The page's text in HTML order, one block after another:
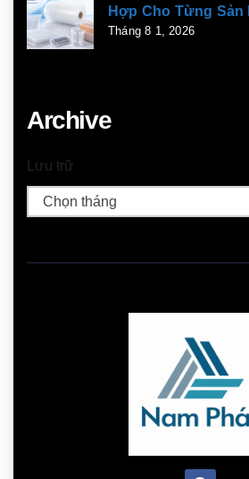
Hợp Cho Từng Sản
Tháng 8 1, 2026
Archive
Lưu trữ